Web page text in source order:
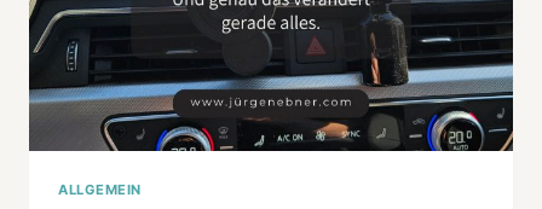
ALLGEMEIN